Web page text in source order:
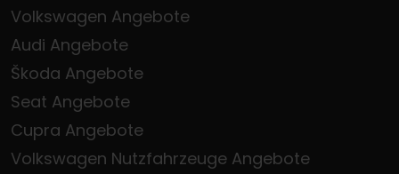
Volkswagen Angebote
Audi Angebote
Škoda Angebote
Seat Angebote
Cupra Angebote
Volkswagen Nutzfahrzeuge Angebote